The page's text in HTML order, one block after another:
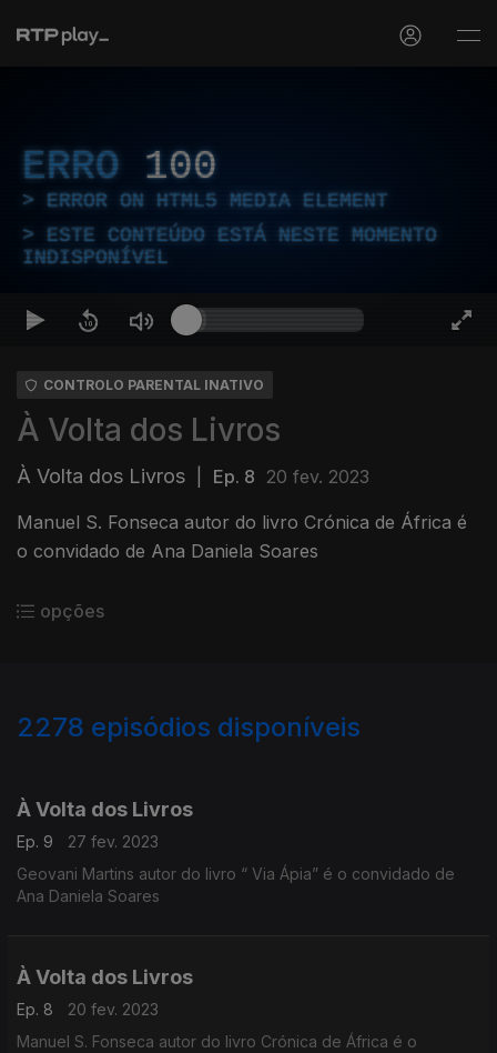
ERRO 100
ERROR ON HTML5 MEDIA ELEMENT
ESTE CONTEÚDO ESTÁ NESTE MOMENTO
INDISPONÍVEL
CONTROLO PARENTAL INATIVO
À Volta dos Livros
À Volta dos Livros Ep. 8 20 fev. 2023
Manuel S. Fonseca autor do livro Crónica de África é
o convidado de Ana Daniela Soares
opções
2278 episódios disponíveis
À Volta dos Livros
Ep. 9
27 fev. 2023
Geovani Martins autor do livro “ Via Ápia” é o convidado de
Ana Daniela Soares
À Volta dos Livros
Ep. 8
20 fev. 2023
Manuel S. Fonseca autor do livro Crónica de África é o